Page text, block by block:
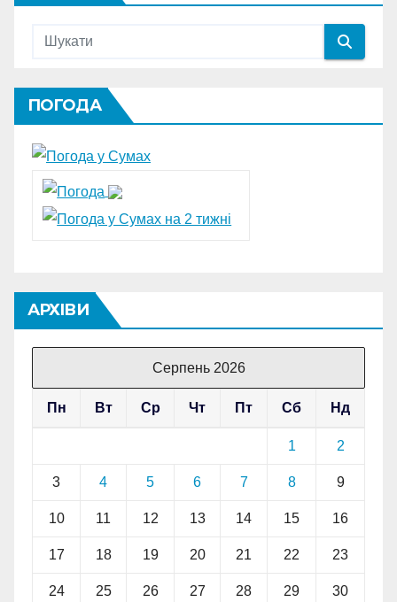
ПОГОДА
АРХІВИ
Серпень 2026
Пн Вт Ср Чт Пт Сб Нд
1 2
3 4 5 6 7 8 9
10 11 12 13 14 15 16
17 18 19 20 21 22 23
24 25 26 27 28 29 30